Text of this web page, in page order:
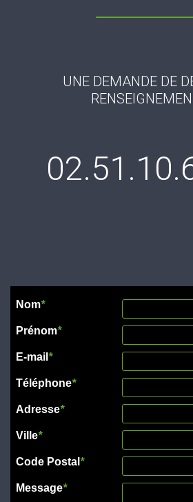
UNE DEMANDE DE
Nom*
Prénom*
E-mail*
Téléphone*
Adresse*
Ville*
Code Postal*
Message*